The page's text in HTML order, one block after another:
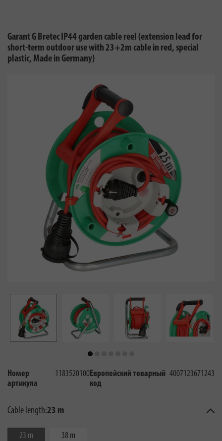
Garant G Bretec IP44 garden cable reel (extension lead for
short-term outdoor use with 23+2m cable in red, special
plastic, Made in Germany)
Номер
артикула
1183520100Европейский товарный
код
4007123671243
Cable length:23 m
23 m 38 m